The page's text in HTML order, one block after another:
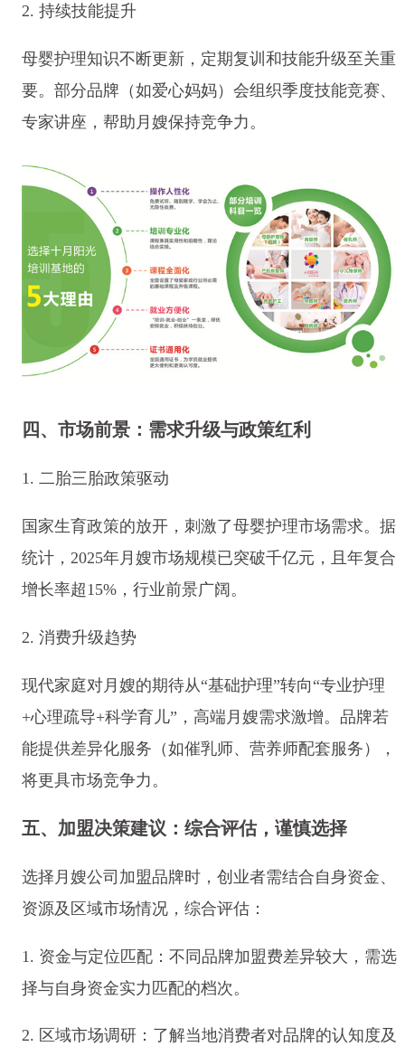
2. 持续技能提升
母婴护理知识不断更新，定期复训和技能升级至关重
要。部分品牌（如爱心妈妈）会组织季度技能竞赛、
专家讲座，帮助月嫂保持竞争力。
四、市场前景：需求升级与政策红利
1. 二胎三胎政策驱动
国家生育政策的放开，刺激了母婴护理市场需求。据
统计，2025年月嫂市场规模已突破千亿元，且年复合
增长率超15%，行业前景广阔。
2. 消费升级趋势
现代家庭对月嫂的期待从“基础护理”转向“专业护理
+心理疏导+科学育儿”，高端月嫂需求激增。品牌若
能提供差异化服务（如催乳师、营养师配套服务），
将更具市场竞争力。
五、加盟决策建议：综合评估，谨慎选择
选择月嫂公司加盟品牌时，创业者需结合自身资金、
资源及区域市场情况，综合评估：
1. 资金与定位匹配：不同品牌加盟费差异较大，需选
择与自身资金实力匹配的档次。
2. 区域市场调研：了解当地消费者对品牌的认知度及